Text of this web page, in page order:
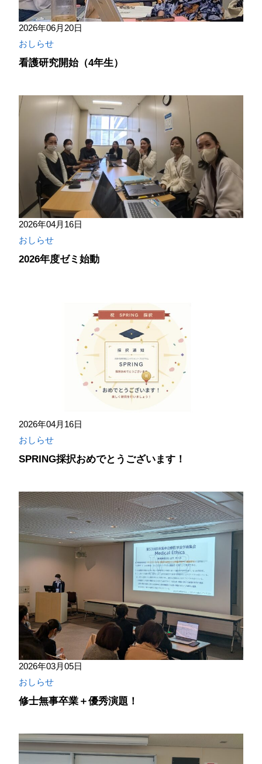
2026年06月20日
おしらせ
看護研究開始（4年生）
2026年04月16日
おしらせ
2026年度ゼミ始動
2026年04月16日
おしらせ
SPRING採択おめでとうございます！
2026年03月05日
おしらせ
修士無事卒業＋優秀演題！